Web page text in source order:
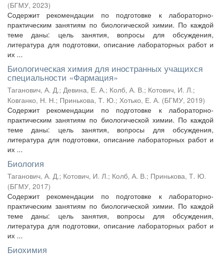
(БГМУ, 2023)
Содержит рекомендации по подготовке к лабораторно-
практическим занятиям по биологической химии. По каждой
теме даны: цель занятия, вопросы для обсуждения,
литература для подготовки, описание лабораторных работ и
их ...
Биологическая химия для иностранных учащихся
специальности «Фармация»
Таганович, А. Д.; Девина, Е. А.; Колб, А. В.; Котович, И. Л.;
Ковганко, Н. Н.; Принькова, Т. Ю.; Хотько, Е. А. (БГМУ, 2019)
Содержит рекомендации по подготовке к лабораторно-
практическим занятиям по биологической химии. По каждой
теме даны: цель занятия, вопросы для обсуждения,
литература для подготовки, описание лабораторных работ и
их ...
Биология
Таганович, А. Д.; Котович, И. Л.; Колб, А. В.; Принькова, Т. Ю.
(БГМУ, 2017)
Содержит рекомендации по подготовке к лабораторно-
практическим занятиям по биологической химии. По каждой
теме даны: цель занятия, вопросы для обсуждения,
литература для подготовки, описание лабораторных работ и
их ...
Биохимия